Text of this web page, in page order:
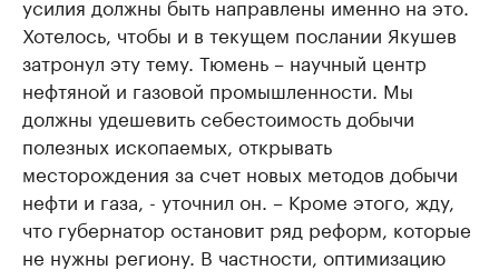
Хотелось, чтобы и в текущем послании Якушев
затронул эту тему. Тюмень – научный центр
нефтяной и газовой промышленности. Мы
должны удешевить себестоимость добычи
полезных ископаемых, открывать
месторождения за счет новых методов добычи
нефти и газа, - уточнил он. – Кроме этого, жду,
что губернатор остановит ряд реформ, которые
не нужны региону. В частности, оптимизацию